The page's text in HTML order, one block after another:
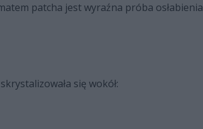
patcha jest wyraźna próba osłabienia
się wokół: